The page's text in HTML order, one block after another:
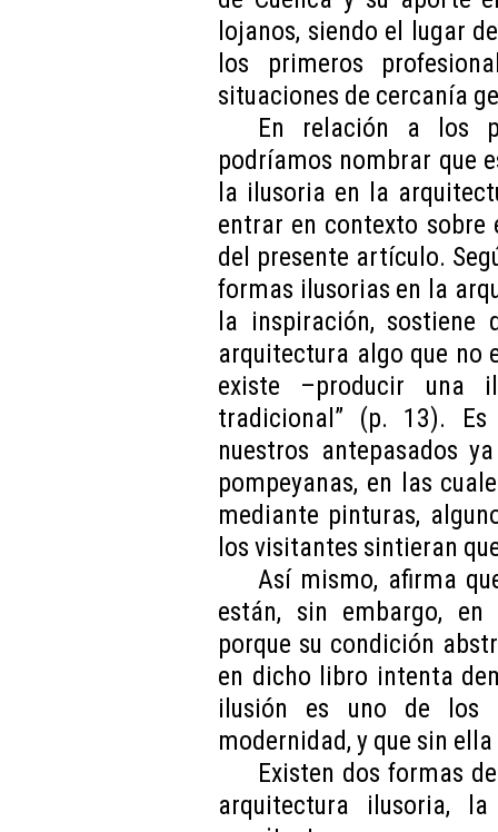
lojanos, siendo el lugar
los primeros
situaciones de cercanía
En relación a los
podríamos nombrar que
la ilusoria en la
entrar en contexto
del presente artículo.
formas ilusorias en la
la inspiración, sostiene
arquitectura algo que no
existe –producir una
tradicional” (p. 13).
nuestros antepasados
pompeyanas, en las
mediante pinturas,
los visitantes sintieran
Así mismo, afirma
están, sin embargo,
porque su condición
en dicho libro intenta
ilusión es uno de los
modernidad, y que sin
Existen dos formas
arquitectura ilusoria,